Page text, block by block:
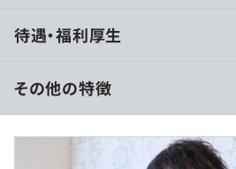
を受注しています。
どの面から考えて、2次請けや3次
る面でメリットがあると考えるから
プロジェクトはお取引先と直接や
ので、もちろん上流フェーズに携
待遇・福利厚生
・経験・能力を考慮の上、当社規
・固定残業代（みなし残業代）制
その他の特徴